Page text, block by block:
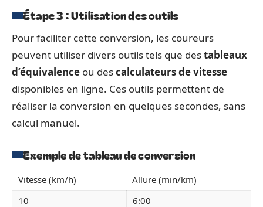
Étape 3 : Utilisation des outils
Pour faciliter cette conversion, les coureurs
peuvent utiliser divers outils tels que destableaux
d’équivalence ou descalculateurs de vitesse
disponibles en ligne. Ces outils permettent de
réaliser la conversion en quelques secondes, sans
calcul manuel.
Exemple de tableau de conversion
Vitesse (km/h)
Allure (min/km)
10
6:00